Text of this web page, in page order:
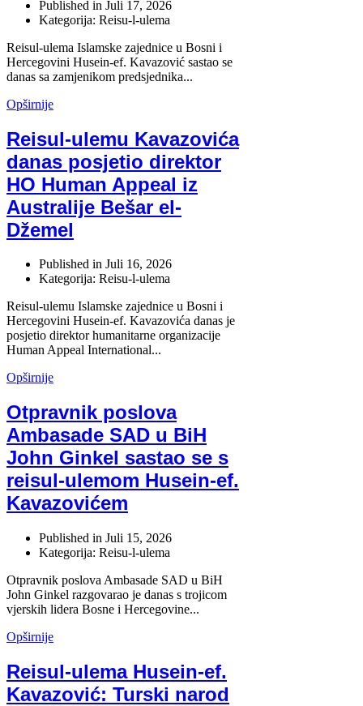
Published in Juli 17, 2026
Kategorija: Reisu-l-ulema
Reisul-ulema Islamske zajednice u Bosni i
Hercegovini Husein-ef. Kavazović sastao se
danas sa zamjenikom predsjednika...
Opširnije
Reisul-ulemu Kavazovića
danas posjetio direktor
HO Human Appeal iz
Australije Bešar el-
Džemel
Published in Juli 16, 2026
Kategorija: Reisu-l-ulema
Reisul-ulemu Islamske zajednice u Bosni i
Hercegovini Husein-ef. Kavazovića danas je
posjetio direktor humanitarne organizacije
Human Appeal International...
Opširnije
Otpravnik poslova
Ambasade SAD u BiH
John Ginkel sastao se s
reisul-ulemom Husein-ef.
Kavazovićem
Published in Juli 15, 2026
Kategorija: Reisu-l-ulema
Otpravnik poslova Ambasade SAD u BiH
John Ginkel razgovarao je danas s trojicom
vjerskih lidera Bosne i Hercegovine...
Opširnije
Reisul-ulema Husein-ef.
Kavazović: Turski narod